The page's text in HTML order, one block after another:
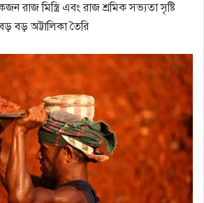
রাজ মিস্ত্রি এবং রাজ শ্রমিক সভ্যতা সৃষ্টি
বড় অট্টালিকা তৈরি